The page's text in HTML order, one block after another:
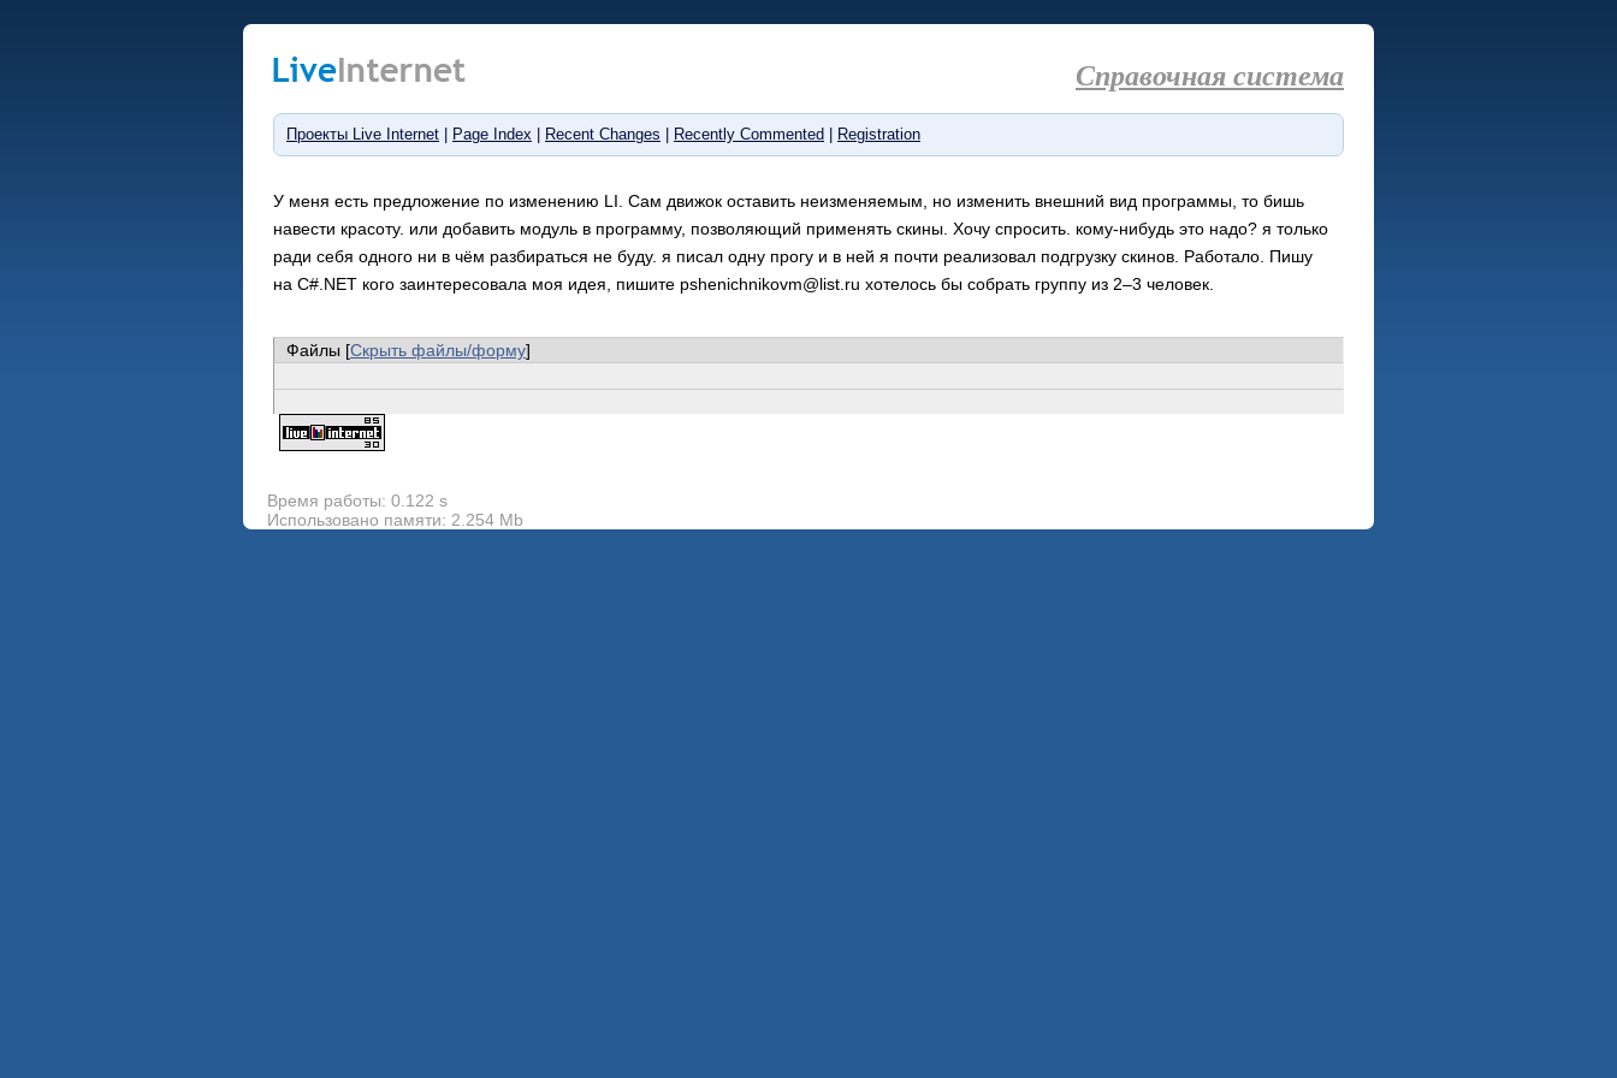
Справочная система
Проекты Live Internet Page Index Recent Changes Recently Commented Registration
У меня есть предложение по изменению LI. Сам движок оставить неизменяемым, но изменить внешний вид программы, то бишь
навести красоту. или добавить модуль в программу, позволяющий применять скины. Хочу спросить. кому-нибудь это надо? я только
ради себя одного ни в чём разбираться не буду. я писал одну прогу и в ней я почти реализовал подгрузку скинов. Работало. Пишу
на C#.NET кого заинтересовала моя идея, пишите pshenichnikovm@list.ru хотелось бы собрать группу из 2–3 человек.
Файлы [Скрыть файлы/форму]
Время работы: 0.122 s
Использовано памяти: 2.254 Mb